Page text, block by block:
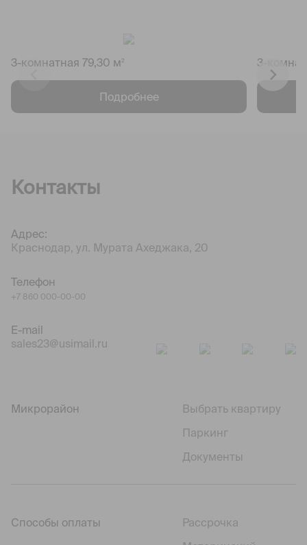
3-комнатная 79,30 м 2
Подробнее
3-
Контакты
Адрес:
Краснодар, ул. Мурата Ахеджака, 20
Телефон
+7 860 000-00-00
E-mail
sales23@usimail.ru
Микрорайон
Выбрать квартиру
Паркинг
Документы
Способы оплаты
Рассрочка